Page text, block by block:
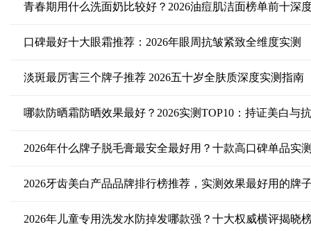
青春期用什么洗面奶比较好？2026油痘肌洁面榜单前十深
口碑最好十大眼霜推荐：2026年眼周抗皱紧致全维度实测
淡斑最厉害三个牌子推荐 2026五十岁全肤质深度实测指南
哪款防晒霜防晒效果最好？2026实测TOP10：持证美白与
2026年什么牌子脱毛膏最安全最好用？十款高口碑单品实
2026牙齿美白产品品牌排行榜推荐，实测效果最好用的牌
2026年儿童专用洗发水防掉发哪款强？十大权威横评揭晓